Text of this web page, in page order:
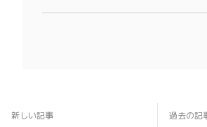
新しい記事 過去の記